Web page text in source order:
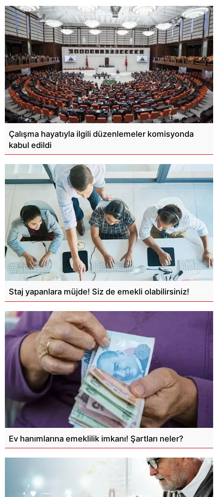
Çalışma hayatıyla ilgili düzenlemeler komisyonda
kabul edildi
Staj yapanlara müjde! Siz de emekli olabilirsiniz!
Ev hanımlarına emeklilik imkanı! Şartları neler?